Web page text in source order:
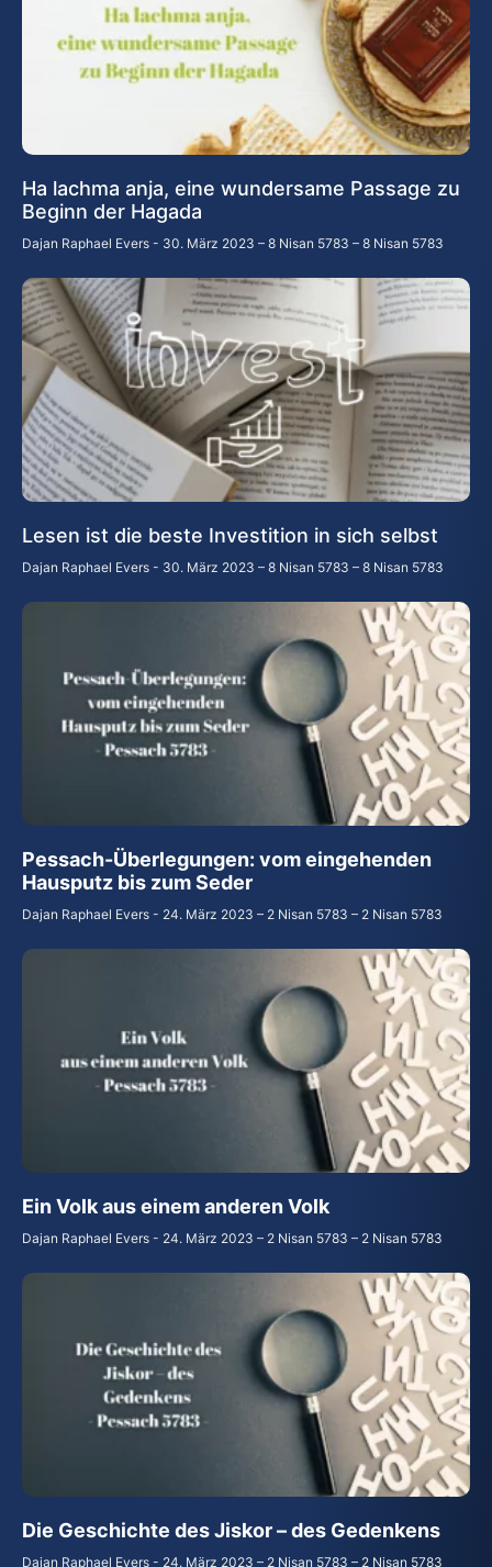
Ha lachma anja, eine wundersame Passage zu
Beginn der Hagada
Dajan Raphael Evers 30. März 2023 – 8 Nisan 5783 – 8 Nisan 5783
Lesen ist die beste Investition in sich selbst
Dajan Raphael Evers 30. März 2023 – 8 Nisan 5783 – 8 Nisan 5783
Pessach-Überlegungen: vom eingehenden
Hausputz bis zum Seder
Dajan Raphael Evers 24. März 2023 – 2 Nisan 5783 – 2 Nisan 5783
Ein Volk aus einem anderen Volk
Dajan Raphael Evers 24. März 2023 – 2 Nisan 5783 – 2 Nisan 5783
Die Geschichte des Jiskor – des Gedenkens
Dajan Raphael Evers 24. März 2023 – 2 Nisan 5783 – 2 Nisan 5783